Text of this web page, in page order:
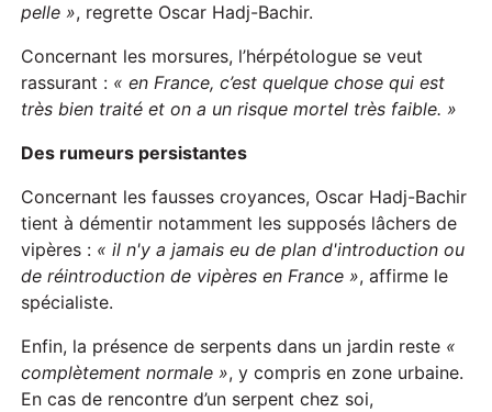
pelle », regrette Oscar Hadj-Bachir.
Concernant les morsures, l’hérpétologue se veut
rassurant : « en France, c’est quelque chose qui est
très bien traité et on a un risque mortel très faible. »
Des rumeurs persistantes
Concernant les fausses croyances, Oscar Hadj-Bachir
tient à démentir notamment les supposés lâchers de
vipères : « il n'y a jamais eu de plan d'introduction ou
de réintroduction de vipères en France », affirme le
spécialiste.
Enfin, la présence de serpents dans un jardin reste «
complètement normale », y compris en zone urbaine.
En cas de rencontre d’un serpent chez soi,